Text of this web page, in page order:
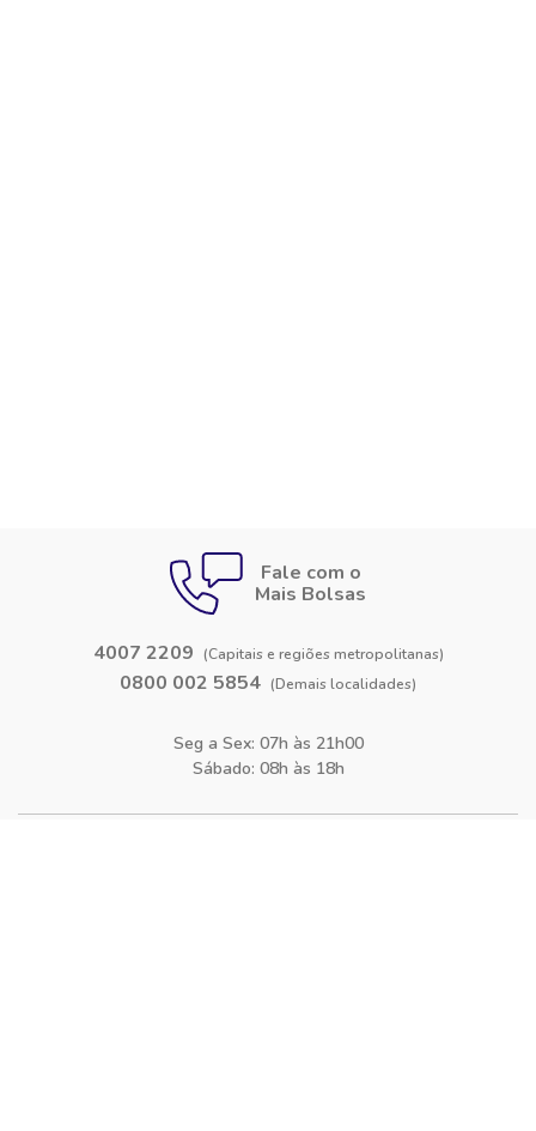
Fale com o
Mais Bolsas
4007 2209 (Capitais e regiões metropolitanas)
0800 002 5854 (Demais localidades)
Seg a Sex: 07h às 21h00
Sábado: 08h às 18h